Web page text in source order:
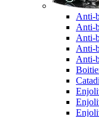
Anti-
Anti-
Anti-
Anti-
Anti-